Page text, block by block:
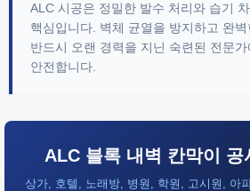
ALC 시공은 정밀한 발수 처리와 습기
핵심입니다. 벽체 균열을 방지하고 완
반드시 오랜 경력을 지닌 숙련된 전문
안전합니다.
ALC 블록 내벽 칸막이 공
상가, 호텔, 노래방, 병원, 학원, 고시원, 아